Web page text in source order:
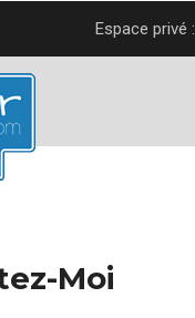
Espace privé :
Moi